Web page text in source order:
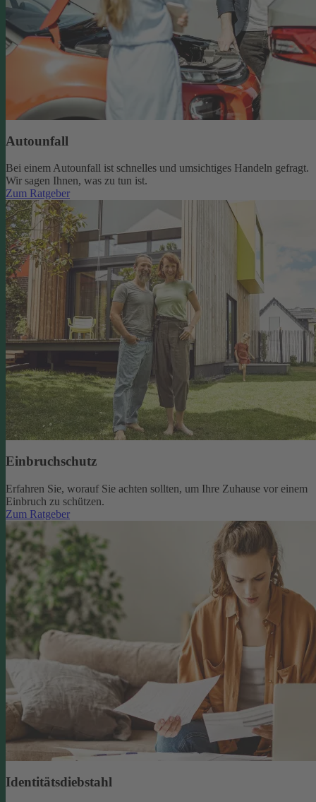
Autounfall
Bei einem Autounfall ist schnelles und umsichtiges Handeln gefragt.
Wir sagen Ihnen, was zu tun ist.
Zum Ratgeber
Einbruchschutz
Erfahren Sie, worauf Sie achten sollten, um Ihre Zuhause vor einem
Einbruch zu schützen.
Zum Ratgeber
Identitätsdiebstahl